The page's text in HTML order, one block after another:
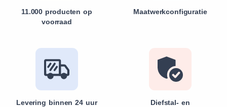
11.000 producten op
voorraad
Maatwerkconfiguratie
Levering binnen 24 uur
Diefstal- en